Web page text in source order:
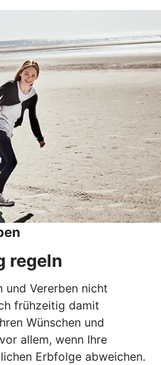
regeln
und Vererben nicht
frühzeitig damit
Wünschen und
allem, wenn Ihre
Erbfolge abweichen.